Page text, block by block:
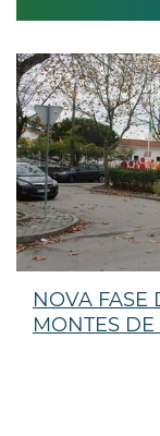
NOVA FASE
MONTES